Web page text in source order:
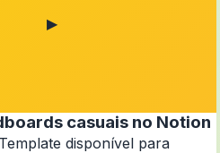
▶
casuais no Notion
disponível para